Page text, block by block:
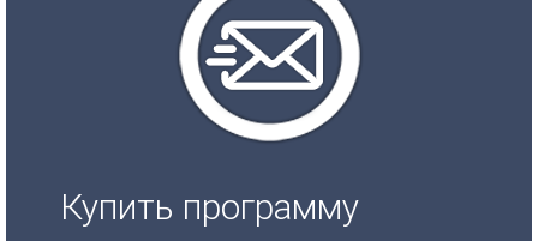
Купить программу